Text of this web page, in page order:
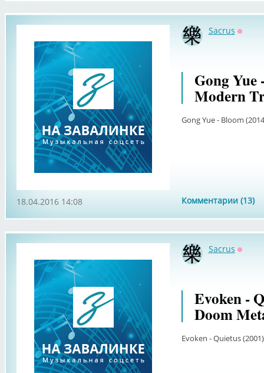
Sacrus
Gong
Modern
Gong Yue - Bloom
Комментарии (13)
18.04.2016 14:08
Sacrus
Evoken -
Doom
Evoken - Quietus